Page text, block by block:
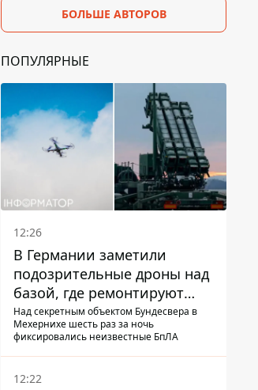
БОЛЬШЕ АВТОРОВ
ПОПУЛЯРНЫЕ
12:26
В Германии заметили
подозрительные дроны над
базой, где ремонтируют
Patriot - СМИ
Над секретным объектом Бундесвера в
Мехернихе шесть раз за ночь
фиксировались неизвестные БпЛА
12:22